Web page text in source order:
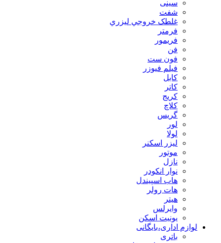
سینی
شفت
غلطک خروجي ليزري
فرمتر
فریمور
فن
فون ست
فیلم فیوزر
کابل
کاتر
کریج
کلاچ
گریس
لور
لولا
لیزر اسکنر
موتور
نازل
نوار انکودر
هاب اسپیندل
هات رولر
هیتر
وایرلس
یونیت اسکن
لوازم اداری،بایگانی
باتری